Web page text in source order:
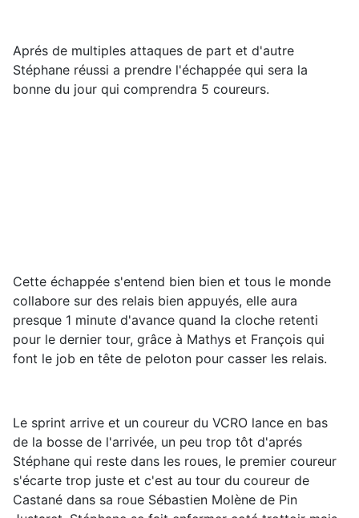
Aprés de multiples attaques de part et d'autre
Stéphane réussi a prendre l'échappée qui sera la
bonne du jour qui comprendra 5 coureurs.
Cette échappée s'entend bien bien et tous le monde
collabore sur des relais bien appuyés, elle aura
presque 1 minute d'avance quand la cloche retenti
pour le dernier tour, grâce à Mathys et François qui
font le job en tête de peloton pour casser les relais.
Le sprint arrive et un coureur du VCRO lance en bas
de la bosse de l'arrivée, un peu trop tôt d'aprés
Stéphane qui reste dans les roues, le premier coureur
s'écarte trop juste et c'est au tour du coureur de
Castané dans sa roue Sébastien Molène de Pin